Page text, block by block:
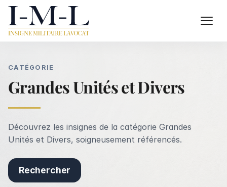
CATÉGORIE
Grandes Unités et Divers
Découvrez les insignes de la catégorie Grandes
Unités et Divers, soigneusement référencés.
Rechercher